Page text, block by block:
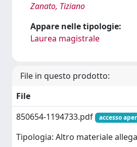
Zanato, Tiziano
Appare nelle tipologie:
Laurea magistrale
File in questo prodotto:
File
850654-1194733.pdf
accesso
Tipologia: Altro materiale